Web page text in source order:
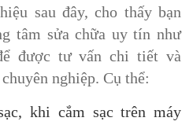
sau đây, cho thấy bạn
tâm sửa chữa uy tín như
được tư vấn chi tiết và
nghiệp. Cụ thể:
khi cắm sạc trên máy